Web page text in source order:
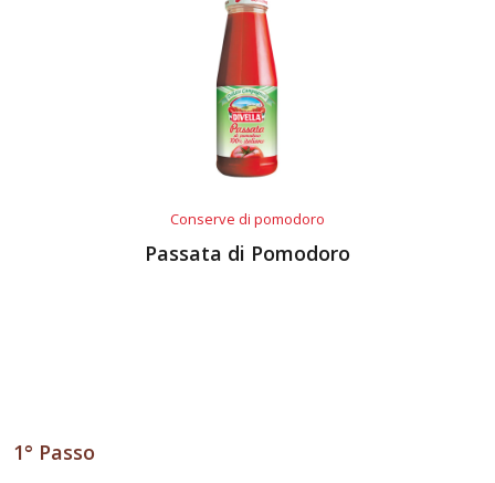
Conserve di pomodoro
Passata di Pomodoro
1° Passo